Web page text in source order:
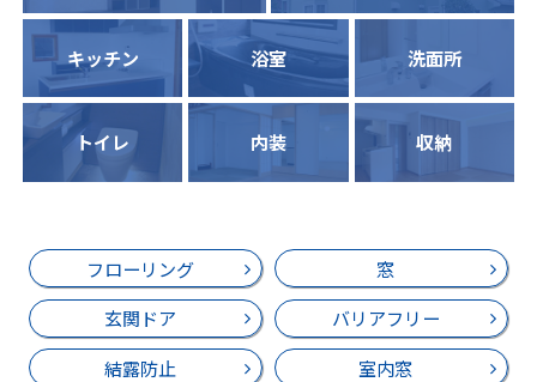
キッチン 浴室 洗面所
トイレ 内装 収納
フローリング
窓
玄関ドア
バリアフリー
結露防止
室内窓